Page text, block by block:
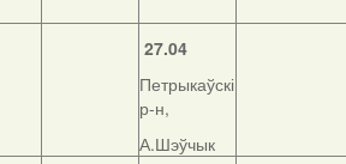
27.04
Петрыкаўскі
р-н,
А.Шэўчык